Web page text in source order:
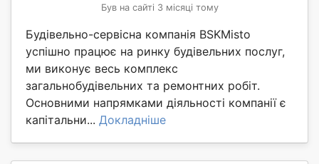
Був на сайті 3 місяці тому
Будівельно-сервісна компанія BSKMisto
успішно працює на ринку будівельних послуг,
ми виконує весь комплекс
загальнобудівельних та ремонтних робіт.
Основними напрямками діяльності компанії є
капітальни... Докладніше